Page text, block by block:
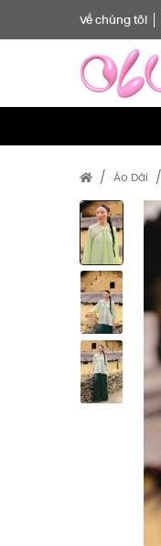
Về chúng tôi
Áo Dài